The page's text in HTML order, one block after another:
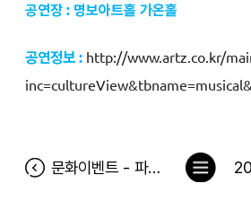
공연장 : 명보아트홀 가온홀
공연정보 : http://www.artz.co.kr/
문화이벤트 - 파이어맨 10일 공연 당첨자
목